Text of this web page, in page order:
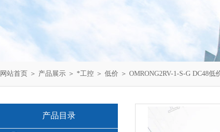
网站首页 ＞ 产品展示 ＞ *工控 ＞ 低价 ＞ OMRONG2RV-1-S-G DC48
产品目录